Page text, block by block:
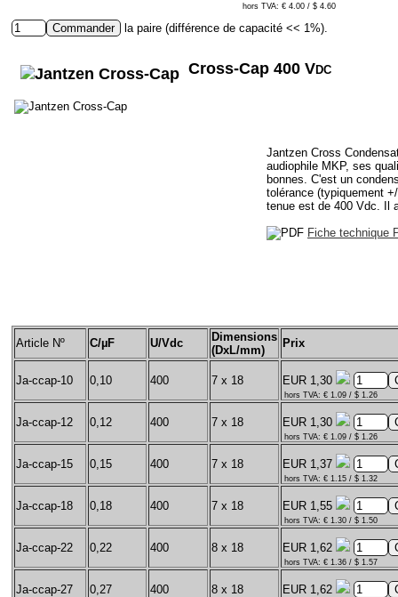
hors TVA: € 4.00 / $ 4.60
la paire (différence de capacité << 1%).
Cross-Cap 400 VDC
Jantzen Cross
audiophile MKP, ses
bonnes. C'est un
tolérance (typiquement
tenue est de 400 Vdc. Il
Fiche technique
Article Nº C/µF U/Vdc
Dimensions
(DxL/mm)
Prix
Ja-ccap-10 0,10 400 7 x 18 EUR 1,30
hors TVA: € 1.09 / $ 1.26
Ja-ccap-12 0,12 400 7 x 18 EUR 1,30
hors TVA: € 1.09 / $ 1.26
Ja-ccap-15 0,15 400 7 x 18 EUR 1,37
hors TVA: € 1.15 / $ 1.32
Ja-ccap-18 0,18 400 7 x 18 EUR 1,55
hors TVA: € 1.30 / $ 1.50
Ja-ccap-22 0,22 400 8 x 18 EUR 1,62
hors TVA: € 1.36 / $ 1.57
Ja-ccap-27 0,27 400 8 x 18 EUR 1,62